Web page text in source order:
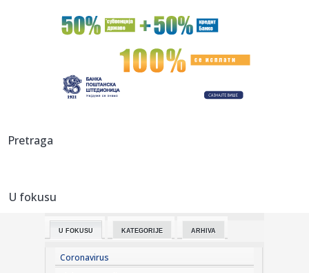
14:38:Baba već na promociji "zapalio" navijače: "Ovde sam da
vratim P...
Poster za film The Mummy zabranjen za spoljno
14:35:Hitan sastanak u Nemačkoj; Dron sa eksplozivom koji je
14:27:
14:26:
Prvi put viđeni vrtlozi na Suncu: Naučnici rešavaju misteriju
Pretraga
U fokusu
U FOKUSU KATEGORIJE ARHIVA
Coronavirus